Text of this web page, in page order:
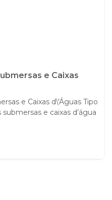
e Caixas
e Caixas d\'Águas Tipo
e caixas d’água